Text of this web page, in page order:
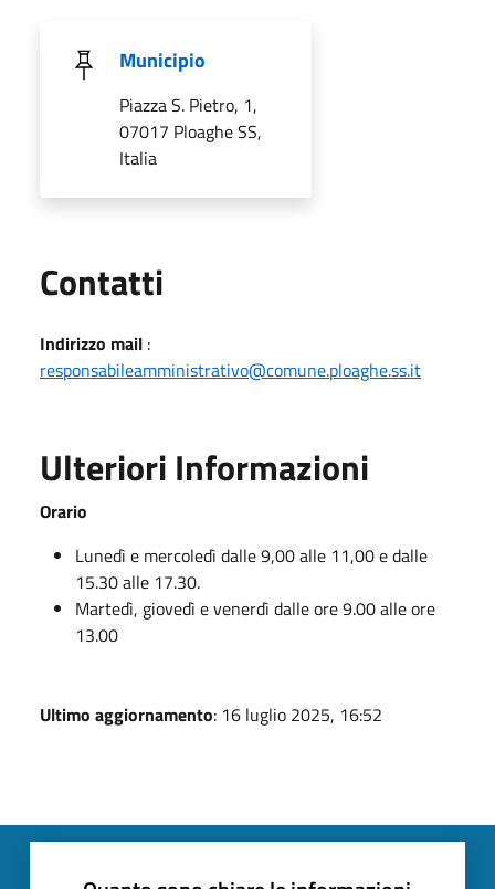
Municipio
Piazza S. Pietro, 1,
07017 Ploaghe SS,
Italia
Contatti
Indirizzo mail :
responsabileamministrativo@comune.ploaghe.ss.it
Ulteriori Informazioni
Orario
Lunedì e mercoledì dalle 9,00 alle 11,00 e dalle
15.30 alle 17.30.
Martedì, giovedì e venerdì dalle ore 9.00 alle ore
13.00
Ultimo aggiornamento: 16 luglio 2025, 16:52